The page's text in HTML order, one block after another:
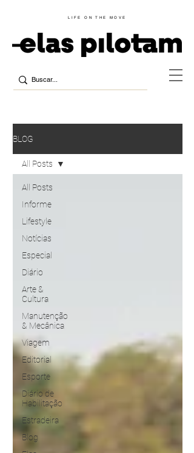
LIFE ON THE MOVE
BLOG
All Posts
Informe
Lifestyle
Notícias
Especial
Diário
Arte &
Cultura
Manutenção
& Mecânica
Viagem
Editorial
Esporte
Diário de
Habilitação
Estradeira
Blog
All Posts